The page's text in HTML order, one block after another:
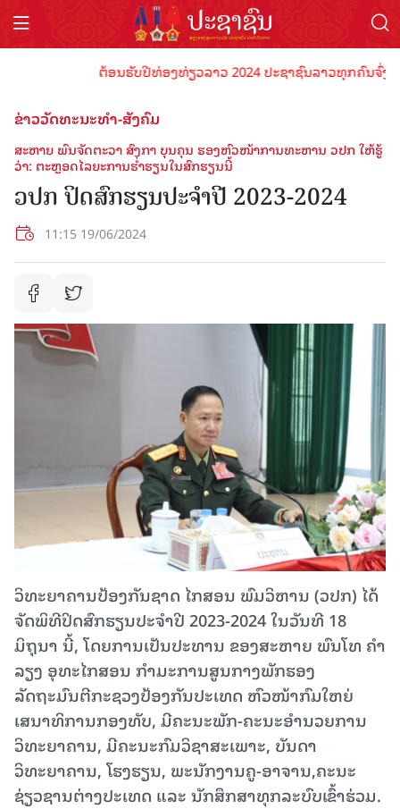
ຕ້ອນຮັບປີທ່ອງທ່ຽວລາວ 2024 ປະຊາຊົນລາວທຸກຄົນຈົ່ງພ້
ຂ່າວວັດທະນະທຳ-ສັງຄົມ
ສະຫາຍ ພົນຈັດຕະວາ ສົງກາ ບຸນຄຸນ ຮອງຫົວໜ້າການທະຫານ ວປກ ໃຫ້ຮູ້
ວ່າ: ຕະຫຼອດໄລຍະການຮໍ່າຮຽນໃນສົກຮຽນນີ້
ວປກ ປິດສົກຮຽນປະຈຳປີ 2023-2024
11:15 19/06/2024
ວິທະຍາຄານປ້ອງກັນຊາດ ໄກສອນ ພົມວິຫານ (ວປກ) ໄດ້
ຈັດພິທີປິດສົກຮຽນປະຈຳປີ 2023-2024 ໃນວັນທີ 18
ມິຖຸນາ ນີ້, ໂດຍການເປັນປະທານ ຂອງສະຫາຍ ພົນໂທ ຄຳ
ລຽງ ອຸທະໄກສອນ ກຳມະການສູນກາງພັກຮອງ
ລັດຖະມົນຕີກະຊວງປ້ອງກັນປະເທດ ຫົວໜ້າກົມໃຫຍ່
ເສນາທິການກອງທັບ, ມີຄະນະພັກ-ຄະນະອຳນວຍການ
ວິທະຍາຄານ, ມີຄະນະກົມວິຊາສະເພາະ, ບັນດາ
ວິທະຍາຄານ, ໂຮງຮຽນ, ພະນັກງານຄູ-ອາຈານ,ຄະນະ
ຊ່ຽວຊານຕ່າງປະເທດ ແລະ ນັກສຶກສາທຸກລະບົບເຂົ້າຮ່ວມ.